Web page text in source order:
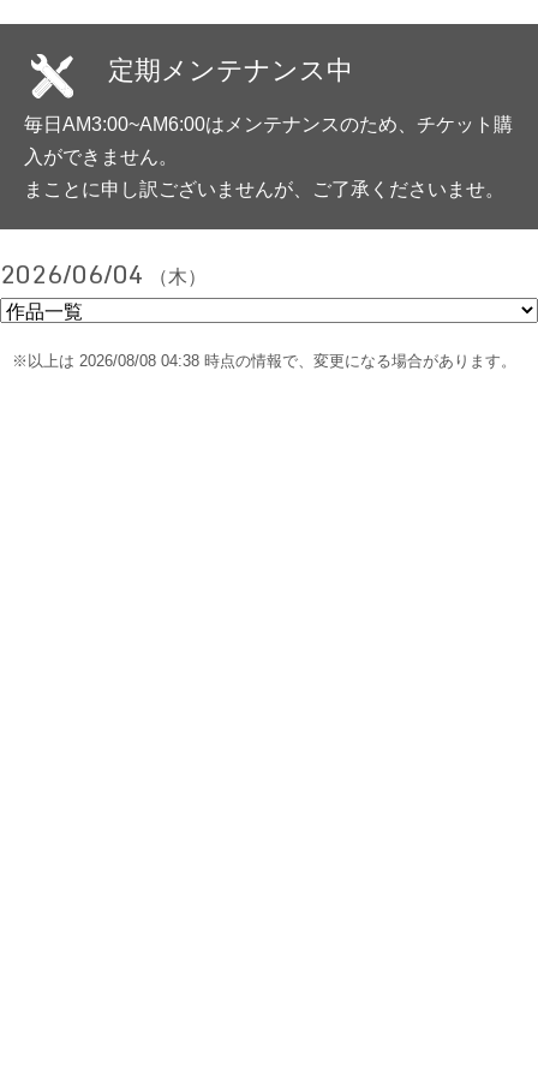
定期メンテナンス中
毎日AM3:00~AM6:00はメンテナンスのため、チケット購
入ができません。
まことに申し訳ございませんが、ご了承くださいませ。
2026/06/04 （木）
※以上は 2026/08/08 04:38 時点の情報で、変更になる場合があります。